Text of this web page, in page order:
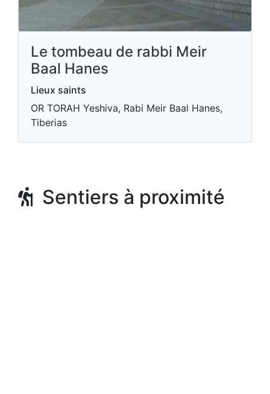
Le tombeau de rabbi Meir
Baal Hanes
Lieux saints
OR TORAH Yeshiva, Rabi Meir Baal Hanes,
Tiberias
Sentiers à proximité